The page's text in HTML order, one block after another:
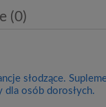
(0)
słodzące.
dla osób dorosłych.